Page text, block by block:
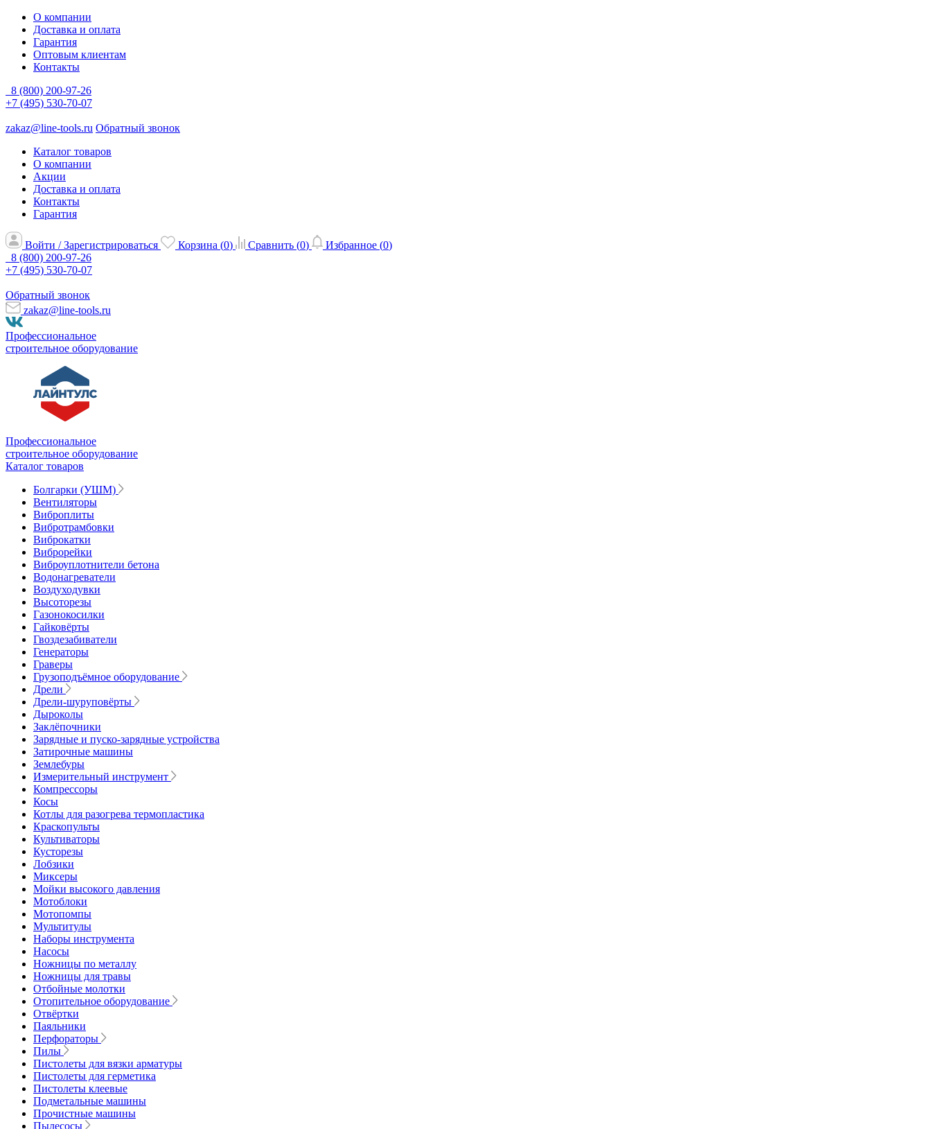
О компании
Доставка и оплата
Гарантия
Оптовым клиентам
Контакты
8 (800) 200-97-26
+7 (495) 530-70-07
zakaz@line-tools.ru Обратный звонок
Каталог товаров
О компании
Акции
Доставка и оплата
Контакты
Гарантия
Войти / Зарегистрироваться Корзина (0) Сравнить (0) Избранное (0)
8 (800) 200-97-26
+7 (495) 530-70-07
Обратный звонок
zakaz@line-tools.ru
Профессиональное
строительное оборудование
Профессиональное
строительное оборудование
Каталог товаров
Болгарки (УШМ)
Вентиляторы
Виброплиты
Вибротрамбовки
Виброкатки
Виброрейки
Виброуплотнители бетона
Водонагреватели
Воздуходувки
Высоторезы
Газонокосилки
Гайковёрты
Гвоздезабиватели
Генераторы
Граверы
Грузоподъёмное оборудование
Дрели
Дрели-шуруповёрты
Дыроколы
Заклёпочники
Зарядные и пуско-зарядные устройства
Затирочные машины
Землебуры
Измерительный инструмент
Компрессоры
Косы
Котлы для разогрева термопластика
Краскопульты
Культиваторы
Кусторезы
Лобзики
Миксеры
Мойки высокого давления
Мотоблоки
Мотопомпы
Мультитулы
Наборы инструмента
Насосы
Ножницы по металлу
Ножницы для травы
Отбойные молотки
Отопительное оборудование
Отвёртки
Паяльники
Перфораторы
Пилы
Пистолеты для вязки арматуры
Пистолеты для герметика
Пистолеты клеевые
Подметальные машины
Прочистные машины
Пылесосы